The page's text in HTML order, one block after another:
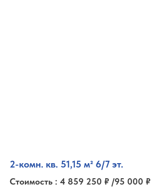
2-комн. кв. 51,15 м² 6/7 эт.
Стоимость : 4 859 250 ₽ /95 000 ₽